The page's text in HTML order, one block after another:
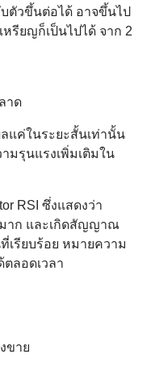
ตัวขึ้นต่อได้ อาจขึ้นไป
หรียญก็เป็นไปได้ จาก 2
าด
แค่ในระยะสั้นเท่านั้น
มรุนแรงเพิ่มเติมใน
RSI ซึ่งแสดงว่า
มาก และเกิดสัญญาณ
ที่เรียบร้อย หมายความ
ลอดเวลา
ขาย